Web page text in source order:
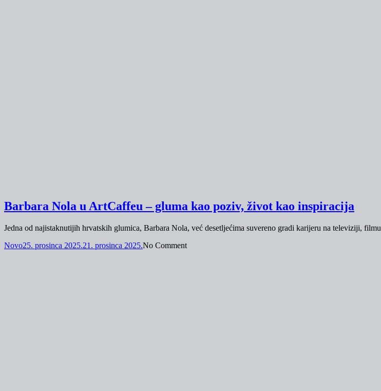
Barbara Nola u ArtCaffeu – gluma kao poziv, život kao inspiracija
Jedna od najistaknutijih hrvatskih glumica, Barbara Nola, već desetljećima suvereno gradi karijeru na televiziji, filmu
Novo25. prosinca 2025.21. prosinca 2025.No Comment